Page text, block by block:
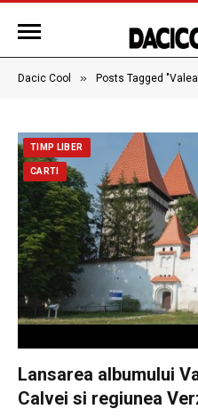
Dacic Cool » Posts Tagged
TIMP LIBER
CARTI
Lansarea albumului
Calvei si regiunea